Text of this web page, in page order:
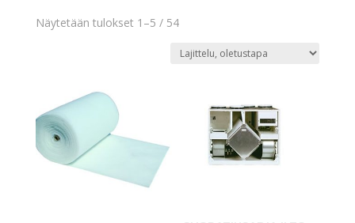
Näytetään tulokset 1–5 / 54